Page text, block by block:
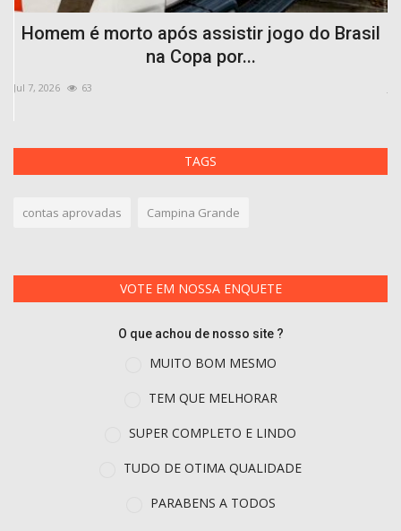
Homem é morto após assistir jogo do Brasil
na Copa por...
Jul 7, 2026 63
TAGS
contas aprovadas Campina Grande
VOTE EM NOSSA ENQUETE
O que achou de nosso site ?
MUITO BOM MESMO
TEM QUE MELHORAR
SUPER COMPLETO E LINDO
TUDO DE OTIMA QUALIDADE
PARABENS A TODOS